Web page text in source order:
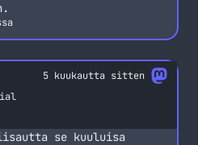
5 kuukautta sitten
se kuuluisa